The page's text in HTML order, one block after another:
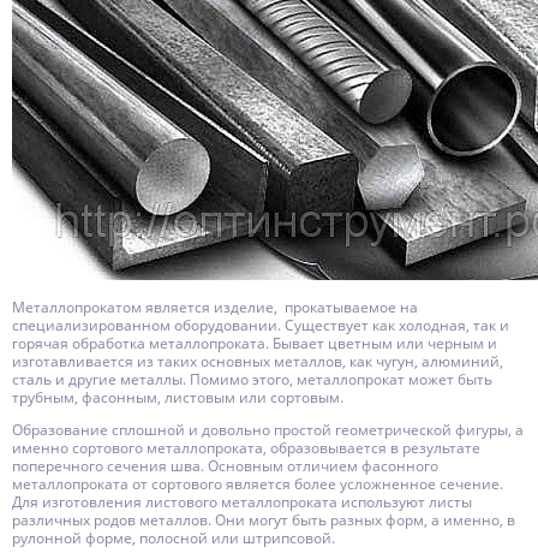
Металлопрокатом является изделие, прокатываемое на
специализированном оборудовании. Существует как холодная, так и
горячая обработка металлопроката. Бывает цветным или черным и
изготавливается из таких основных металлов, как чугун, алюминий,
сталь и другие металлы. Помимо этого, металлопрокат может быть
трубным, фасонным, листовым или сортовым.
Образование сплошной и довольно простой геометрической фигуры, а
именно сортового металлопроката, образовывается в результате
поперечного сечения шва. Основным отличием фасонного
металлопроката от сортового является более усложненное сечение.
Для изготовления листового металлопроката используют листы
различных родов металлов. Они могут быть разных форм, а именно, в
рулонной форме, полосной или штрипсовой.